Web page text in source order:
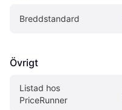
Breddstandard
Övrigt
Listad hos
PriceRunner